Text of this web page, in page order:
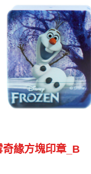
奇緣方塊印章_B